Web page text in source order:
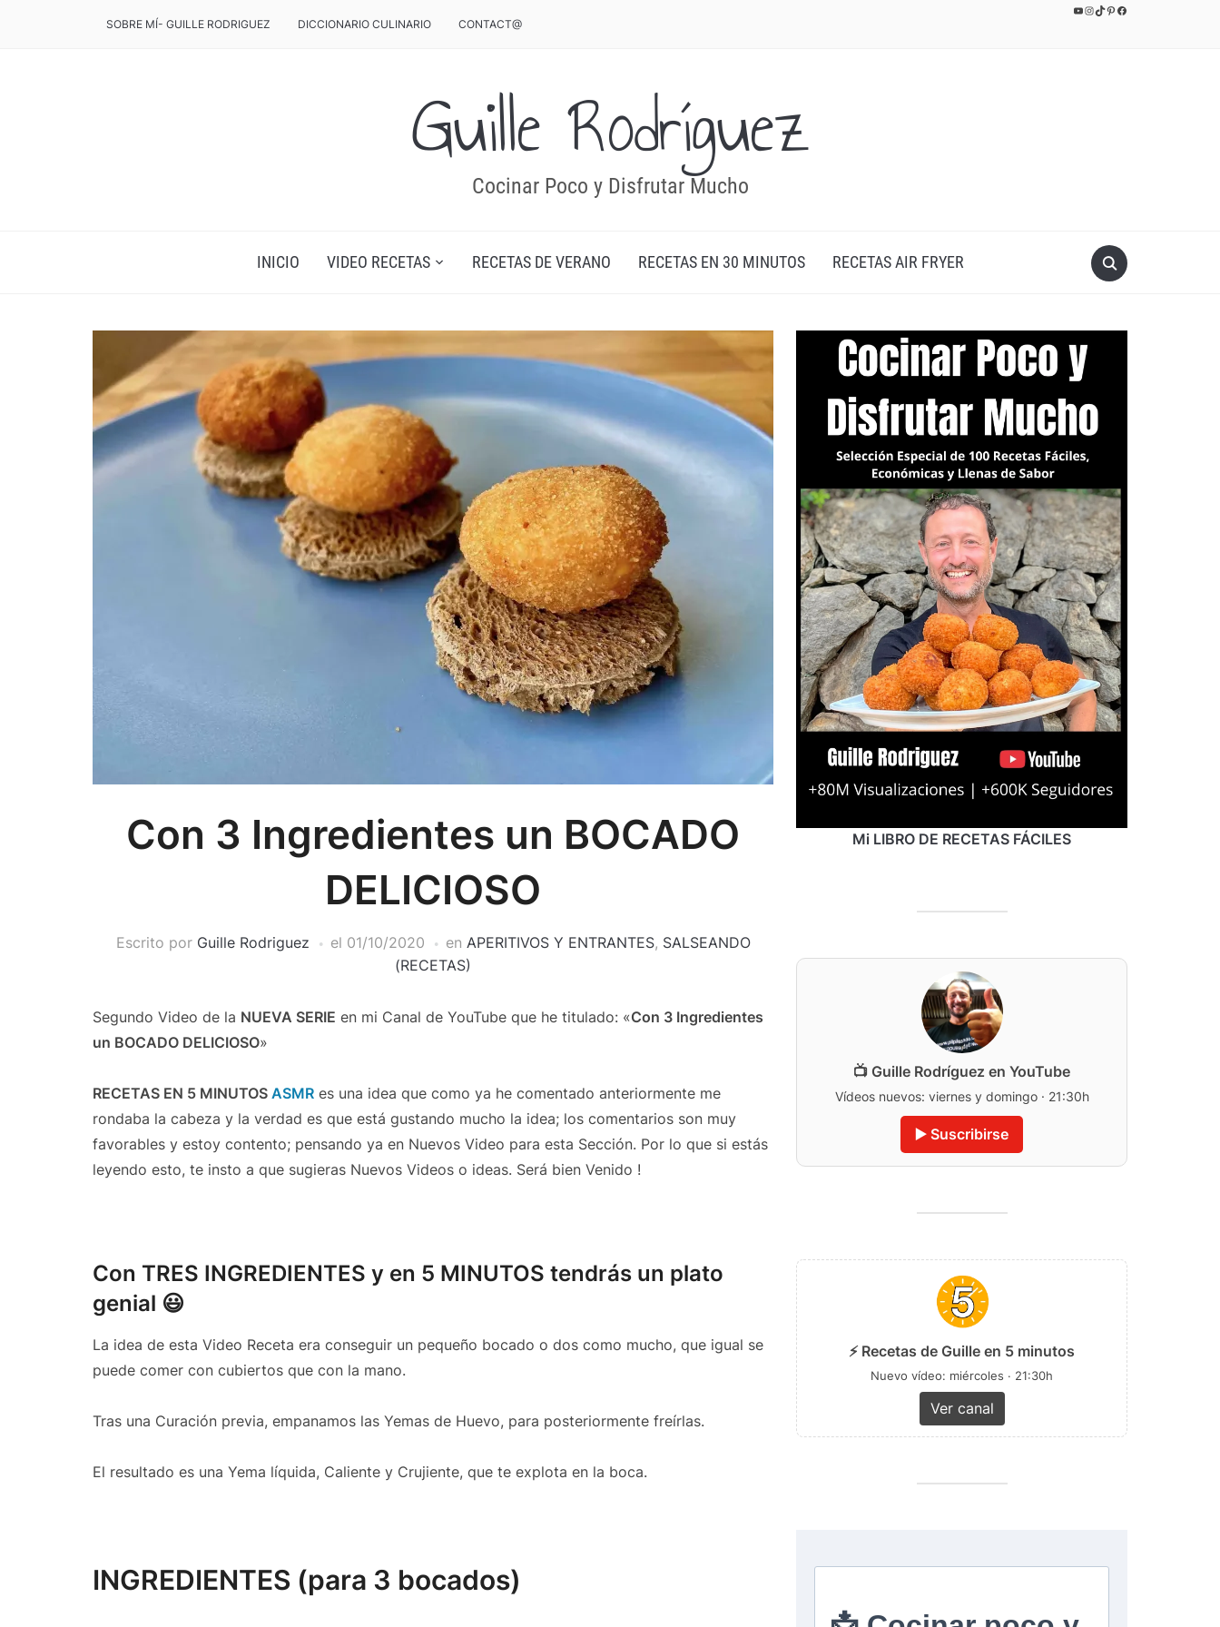
YouTube
Instagram
TikTok
Pinterest
Facebook
SOBRE MÍ- GUILLE RODRIGUEZ DICCIONARIO CULINARIO CONTACT@
Guille Rodríguez
Cocinar Poco y Disfrutar Mucho
INICIO VIDEO RECETAS RECETAS DE VERANO RECETAS EN 30 MINUTOS RECETAS AIR FRYER
Con 3 Ingredientes un BOCADO
DELICIOSO
Escrito por Guille Rodriguez el 01/10/2020 en APERITIVOS Y ENTRANTES, SALSEANDO
(RECETAS)
Segundo Video de la NUEVA SERIE en mi Canal de YouTube que he titulado: «Con 3 Ingredientes
un BOCADO DELICIOSO»
RECETAS EN 5 MINUTOS ASMR es una idea que como ya he comentado anteriormente me
rondaba la cabeza y la verdad es que está gustando mucho la idea; los comentarios son muy
favorables y estoy contento; pensando ya en Nuevos Video para esta Sección. Por lo que si estás
leyendo esto, te insto a que sugieras Nuevos Videos o ideas. Será bien Venido !
Con TRES INGREDIENTES y en 5 MINUTOS tendrás un plato
genial 😃
La idea de esta Video Receta era conseguir un pequeño bocado o dos como mucho, que igual se
puede comer con cubiertos que con la mano.
Tras una Curación previa, empanamos las Yemas de Huevo, para posteriormente freírlas.
El resultado es una Yema líquida, Caliente y Crujiente, que te explota en la boca.
INGREDIENTES (para 3 bocados)
Mi LIBRO DE RECETAS FÁCILES
📺 Guille Rodríguez en YouTube
Vídeos nuevos: viernes y domingo · 21:30h
▶️ Suscribirse
⚡ Recetas de Guille en 5 minutos
Nuevo vídeo: miércoles · 21:30h
Ver canal